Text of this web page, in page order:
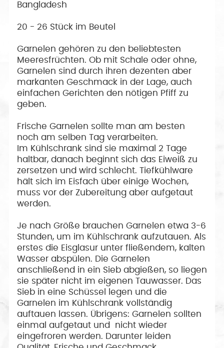
Bangladesh
20 - 26 Stück im Beutel
Garnelen gehören zu den beliebtesten
Meeresfrüchten. Ob mit Schale oder ohne,
Garnelen sind durch ihren dezenten aber
markanten Geschmack in der Lage, auch
einfachen Gerichten den nötigen Pfiff zu
geben.
Frische Garnelen sollte man am besten
noch am selben Tag verarbeiten.
Im Kühlschrank sind sie maximal 2 Tage
haltbar, danach beginnt sich das Eiweiß zu
zersetzen und wird schlecht. Tiefkühlware
hält sich im Eisfach über einige Wochen,
muss vor der Zubereitung aber aufgetaut
werden.
Je nach Größe brauchen Garnelen etwa 3-6
Stunden, um im Kühlschrank aufzutauen. Als
erstes die Eisglasur unter fließendem, kalten
Wasser abspülen. Die Garnelen
anschließend in ein Sieb abgießen, so liegen
sie später nicht im eigenen Tauwasser. Das
Sieb in eine Schüssel legen und die
Garnelen im Kühlschrank vollständig
auftauen lassen. Übrigens: Garnelen sollten
einmal aufgetaut und nicht wieder
eingefroren werden. Darunter leiden